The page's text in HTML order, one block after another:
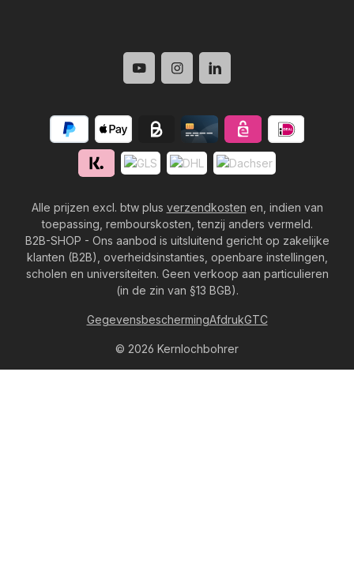
Alle prijzen excl. btw plus verzendkosten en, indien van
toepassing, rembourskosten, tenzij anders vermeld.
B2B-SHOP - Ons aanbod is uitsluitend gericht op zakelijke
klanten (B2B), overheidsinstanties, openbare instellingen,
scholen en universiteiten. Geen verkoop aan particulieren
(in de zin van §13 BGB).
© 2026 Kernlochbohrer
GegevensbeschermingAfdrukGTC